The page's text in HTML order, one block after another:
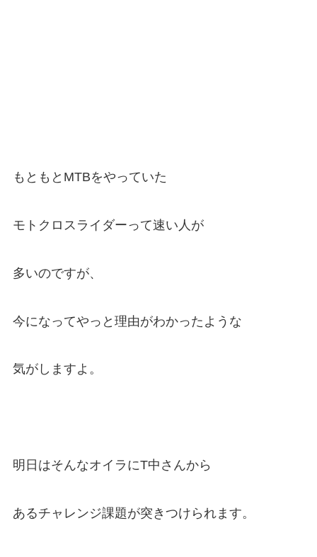
もともとMTBをやっていた
モトクロスライダーって速い人が
多いのですが、
今になってやっと理由がわかったような
気がしますよ。
明日はそんなオイラにT中さんから
あるチャレンジ課題が突きつけられます。